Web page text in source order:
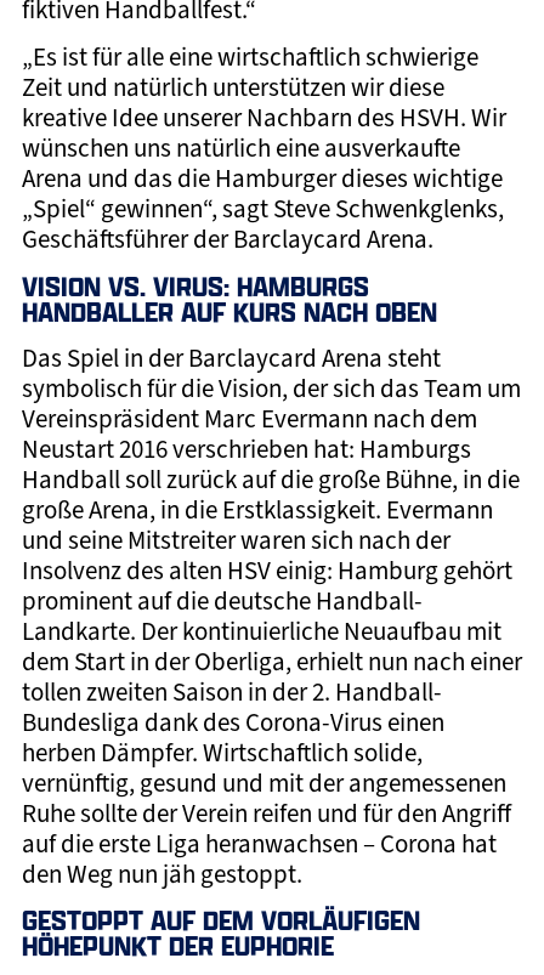
fiktiven Handballfest.“
„Es ist für alle eine wirtschaftlich schwierige
Zeit und natürlich unterstützen wir diese
kreative Idee unserer Nachbarn des HSVH. Wir
wünschen uns natürlich eine ausverkaufte
Arena und das die Hamburger dieses wichtige
„Spiel“ gewinnen“, sagt Steve Schwenkglenks,
Geschäftsführer der Barclaycard Arena.
VISION VS. VIRUS: HAMBURGS
HANDBALLER AUF KURS NACH OBEN
Das Spiel in der Barclaycard Arena steht
symbolisch für die Vision, der sich das Team um
Vereinspräsident Marc Evermann nach dem
Neustart 2016 verschrieben hat: Hamburgs
Handball soll zurück auf die große Bühne, in die
große Arena, in die Erstklassigkeit. Evermann
und seine Mitstreiter waren sich nach der
Insolvenz des alten HSV einig: Hamburg gehört
prominent auf die deutsche Handball-
Landkarte. Der kontinuierliche Neuaufbau mit
dem Start in der Oberliga, erhielt nun nach einer
tollen zweiten Saison in der 2. Handball-
Bundesliga dank des Corona-Virus einen
herben Dämpfer. Wirtschaftlich solide,
vernünftig, gesund und mit der angemessenen
Ruhe sollte der Verein reifen und für den Angriff
auf die erste Liga heranwachsen – Corona hat
den Weg nun jäh gestoppt.
GESTOPPT AUF DEM VORLÄUFIGEN
HÖHEPUNKT DER EUPHORIE